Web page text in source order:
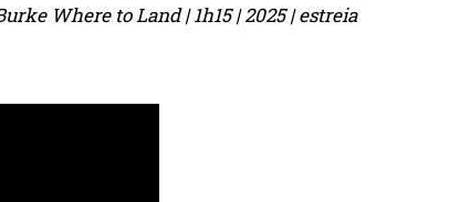
Where to Land | 1h15 | 2025 | estreia